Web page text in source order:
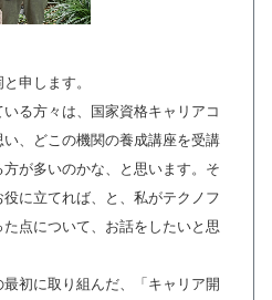
申します。
る方々は、国家資格キャリアコ
、どこの機関の養成講座を受講
が多いのかな、と思います。そ
に立てれば、と、私がテクノフ
点について、お話をしたいと思
初に取り組んだ、「キャリア開